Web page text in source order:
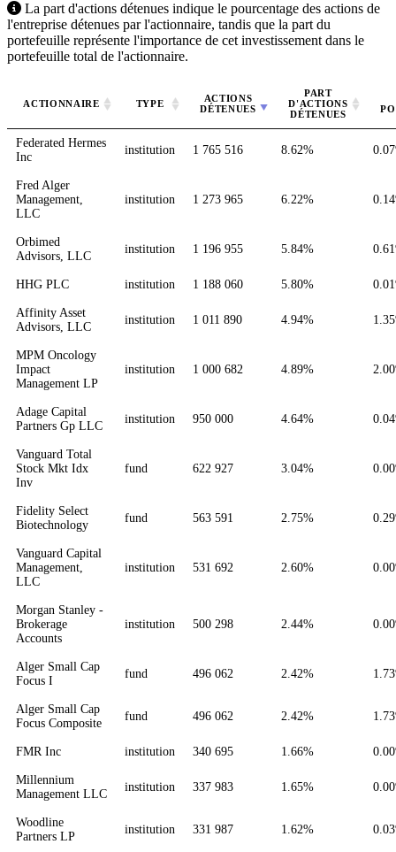
La part d'actions détenues indique le pourcentage des actions de
l'entreprise détenues par l'actionnaire, tandis que la part du
portefeuille représente l'importance de cet investissement dans le
portefeuille total de l'actionnaire.
ACTIONNAIRE TYPE
ACTIONS
DÉTENUES
PART
D'ACTIONS
DÉTENUES
Federated Hermes
Inc
institution 1 765 516 8.62%
Fred Alger
Management,
LLC
institution 1 273 965 6.22%
Orbimed
Advisors, LLC
institution 1 196 955 5.84%
HHG PLC institution 1 188 060 5.80%
Affinity Asset
Advisors, LLC
institution 1 011 890 4.94%
MPM Oncology
Impact
Management LP
institution 1 000 682 4.89%
Adage Capital
Partners Gp LLC
institution 950 000 4.64%
Vanguard Total
Stock Mkt Idx
Inv
fund 622 927 3.04%
Fidelity Select
Biotechnology
fund 563 591 2.75%
Vanguard Capital
Management,
LLC
institution 531 692 2.60%
Morgan Stanley -
Brokerage
Accounts
institution 500 298 2.44%
Alger Small Cap
Focus I
fund 496 062 2.42%
Alger Small Cap
Focus Composite
fund 496 062 2.42%
FMR Inc institution 340 695 1.66%
Millennium
Management LLC
institution 337 983 1.65%
Woodline
Partners LP
institution 331 987 1.62%